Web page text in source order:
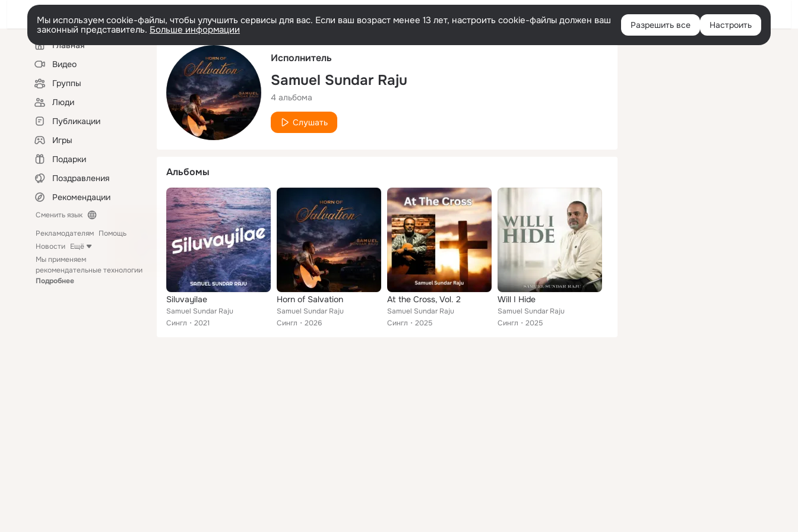
Русский Войти
Мы используем cookie-файлы, чтобы улучшить сервисы для вас. Если ваш возраст менее 13 лет, настроить cookie-файлы должен ваш
законный представитель. Больше информации Разрешить все Настроить
Левая
колонкаГлавная
Видео
Группы
Люди
Публикации
Игры
Подарки
Поздравления
Рекомендации
Сменить язык
Рекламодателям Помощь
Новости Ещё
Мы применяем
рекомендательные технологии
Подробнее
Исполнитель
Samuel Sundar Raju
4 альбома
Слушать
Альбомы
Siluvayilae
Samuel Sundar Raju
Сингл
2021
Horn of Salvation
Samuel Sundar Raju
Сингл
2026
At the Cross, Vol. 2
Samuel Sundar Raju
Сингл
2025
Will I Hide
Samuel Sundar Raju
Сингл
2025